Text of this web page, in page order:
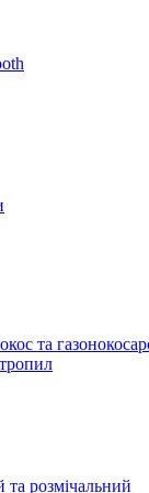
та
розмічальний